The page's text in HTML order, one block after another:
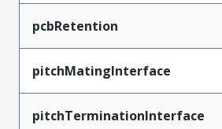
pcbRetention
pitchMatingInterface
pitchTerminationInterface